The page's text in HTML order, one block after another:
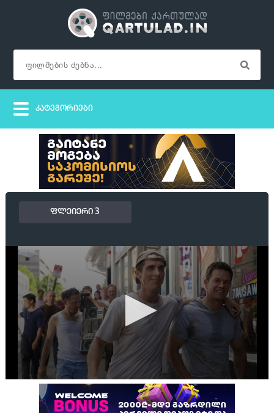
ფლეიერი 3